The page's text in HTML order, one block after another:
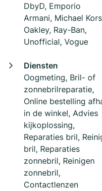
DbyD, Emporio
Armani, Michael
Oakley, Ray-Ban,
Unofficial, Vogue
Diensten
Oogmeting, Bril- of
zonnebrilreparatie,
Online bestelling
in de winkel, Advies
kijkoplossing,
Reparaties bril,
bril, Reparaties
zonnebril, Reinigen
zonnebril,
Contactlenzen